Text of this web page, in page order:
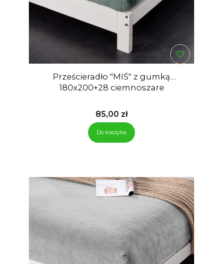
Prześcieradło "MIŚ" z gumką
180x200+28 ciemnoszare
Cena
85,00 zł
Do koszyka